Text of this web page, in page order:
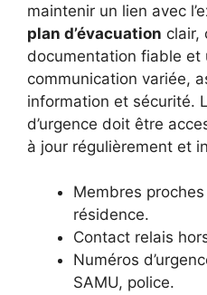
maintenir un lien avec
plan d’évacuation clair,
documentation fiable et
communication variée,
information et sécurité.
d’urgence doit être
à jour régulièrement et
Membres
résidence.
Contact relais
Numéros
SAMU, police.